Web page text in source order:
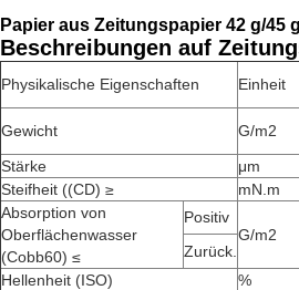
Papier aus Zeitungspapier 42 g/45
Beschreibungen auf
Physikalische Eigenschaften Einheit
Gewicht
G/m2
Stärke
μm
Steifheit ((CD) ≥
mN.m
Absorption von
Oberflächenwasser
(Cobb60) ≤
Positiv
G/m2
Zurück.
Hellenheit (ISO)
%